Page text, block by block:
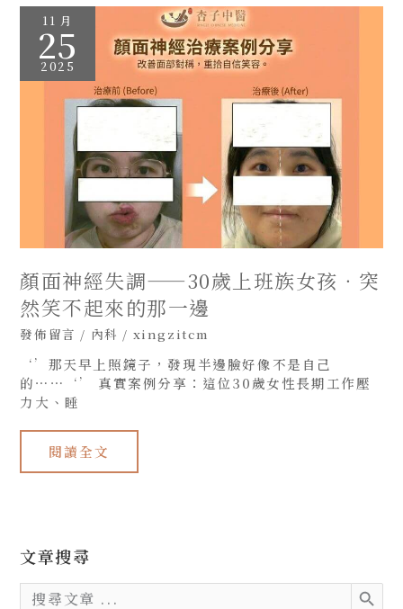
11 月
25
2025
顏面神經失調——30歲上班族女孩．突
然笑不起來的那一邊
發佈留言 / 內科 / xingzitcm
‘’那天早上照鏡子，發現半邊臉好像不是自己
的⋯⋯‘’ 真實案例分享：這位30歲女性長期工作壓
力大、睡
顏
面
神
經
失
調
——
30
孩．
來
那
一
邊
閱讀全文
文章搜尋
Search
for:
SEARCH